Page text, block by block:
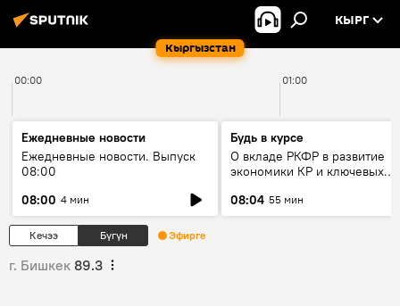
Кыргызстан
КЫРГ
00:00 01:00
Ежедневные новости
Ежедневные новости. Выпуск
08:00
08:00 4 мин
Будь в курсе
О вкладе РКФР в развитие
экономики КР и ключевых
08:04 55 мин
Кечээ Бүгүн Эфирге
г. Бишкек 89.3